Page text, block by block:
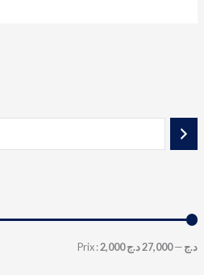
Prix : 2,000 د.ج—27,000 د.ج